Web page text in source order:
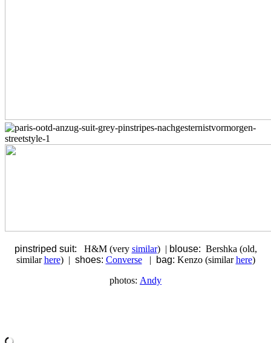
pinstriped suit: H&M (very similar) | blouse: Bershka (old,
similarhere) | shoes: Converse| bag: Kenzo (similarhere)
photos: Andy